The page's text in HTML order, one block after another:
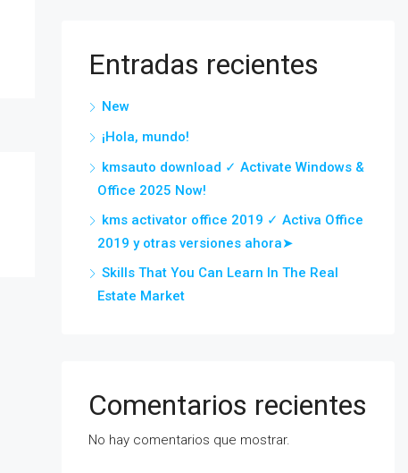
Entradas recientes
New
¡Hola, mundo!
kmsauto download ✓ Activate Windows &
Office 2025 Now!
kms activator office 2019 ✓ Activa Office
2019 y otras versiones ahora➤
Skills That You Can Learn In The Real
Estate Market
Comentarios recientes
No hay comentarios que mostrar.